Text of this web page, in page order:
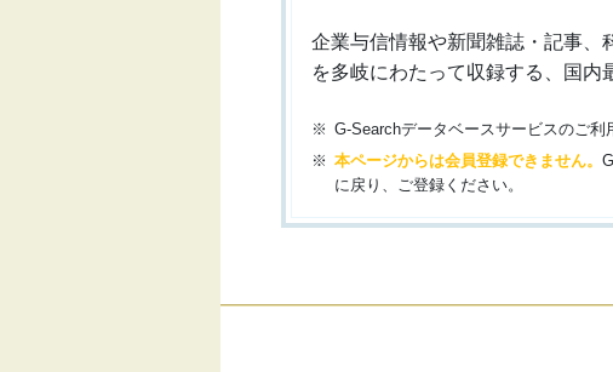
企業与信情報や新聞雑誌・記事、
を多岐にわたって収録する、国内
G-Searchデータベースサービスのご利
本ページからは会員登録できません。
に戻り、ご登録ください。